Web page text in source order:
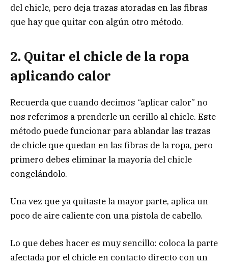
del chicle, pero deja trazas atoradas en las fibras
que hay que quitar con algún otro método.
2. Quitar el chicle de la ropa
aplicando calor
Recuerda que cuando decimos “aplicar calor” no
nos referimos a prenderle un cerillo al chicle. Este
método puede funcionar para ablandar las trazas
de chicle que quedan en las fibras de la ropa, pero
primero debes eliminar la mayoría del chicle
congelándolo.
Una vez que ya quitaste la mayor parte, aplica un
poco de aire caliente con una pistola de cabello.
Lo que debes hacer es muy sencillo: coloca la parte
afectada por el chicle en contacto directo con un